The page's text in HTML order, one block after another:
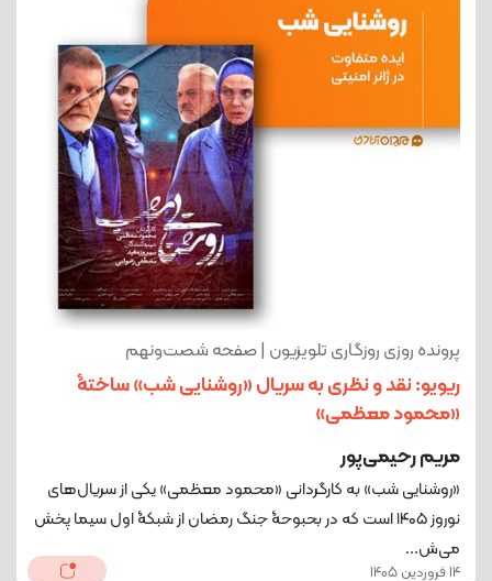
پرونده روزی روزگاری تلویزیون | صفحه شصت‌ونهم
ریویو: نقد و نظری به سریال «روشنایی شب» ساختۀ
«محمود معظمی»
مریم رحیمی‌پور
«روشنایی شب» به کارگردانی «محمود معظمی» یکی از سریال‌های
نوروز ۱۴۰۵ است که در بحبوحۀ جنگ رمضان از شبکۀ اول سیما پخش
می‌ش...
14 فروردین 1405